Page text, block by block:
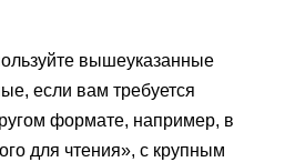
вышеуказанные
если вам требуется
формате, например, в
для чтения», с крупным